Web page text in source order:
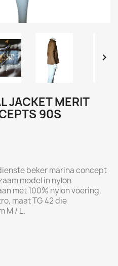

JACKET MERIT
90S
beker marina concept
model in nylon
met 100% nylon voering.
maat TG 42 die
M / L.